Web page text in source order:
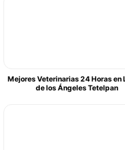
Mejores Veterinarias 24 Horas en
de los Ángeles Tetelpan